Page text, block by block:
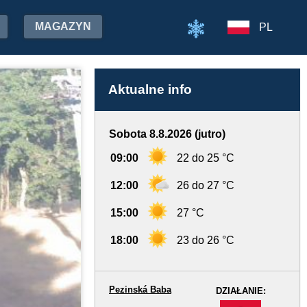
MAGAZYN PL
Aktualne info
Sobota 8.8.2026 (jutro)
09:00 22 do 25 °C
12:00 26 do 27 °C
15:00 27 °C
18:00 23 do 26 °C
DZIAŁANIE:
Pezinská Baba